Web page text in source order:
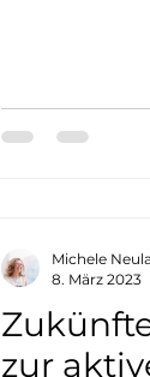
zur
Michele
8. März 2023